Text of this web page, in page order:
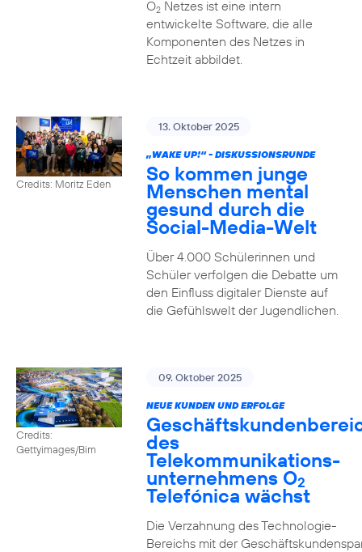
O2Netzes ist eine intern
entwickelte Software, die alle
Komponenten des Netzes in
Echtzeit abbildet.
Credits: Moritz Eden
13. Oktober 2025
„WAKE UP!“ - DISKUSSIONSRUNDE
So kommen junge
Menschen mental
gesund durch die
Social-Media-Welt
Über 4.000 Schülerinnen und
Schüler verfolgen die Debatte um
den Einfluss digitaler Dienste auf
die Gefühlswelt der Jugendlichen.
Credits:
Gettyimages/Bim
09. Oktober 2025
NEUE KUNDEN UND ERFOLGE
des
Telekommunikations­
unternehmens O2
Telefónica wächst
Die Verzahnung des Technologie-
Bereichs mit der